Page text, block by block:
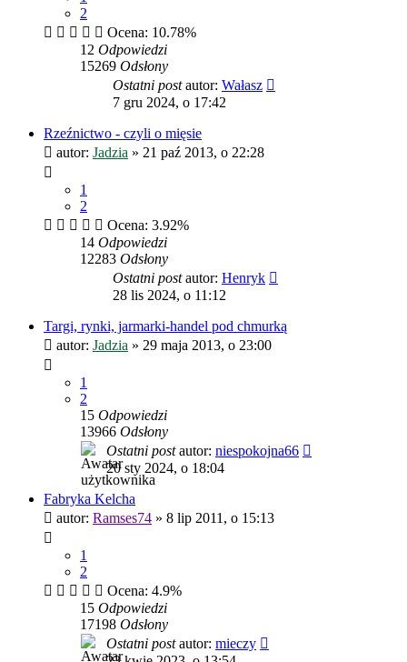
2
Ocena: 10.78%
12 Odpowiedzi
15269 Odsłony
Ostatni postautor: Wałasz
7 gru 2024, o 17:42
Rzeźnictwo - czyli o mięsie
autor: Jadzia » 21 paź 2013, o 22:28
1
2
Ocena: 3.92%
14 Odpowiedzi
12283 Odsłony
Ostatni postautor: Henryk
28 lis 2024, o 11:12
Targi, rynki, jarmarki-handel pod chmurką
autor: Jadzia » 29 maja 2013, o 23:00
1
2
15 Odpowiedzi
13966 Odsłony
Ostatni postautor: niespokojna66
20 sty 2024, o 18:04
Fabryka Kelcha
autor: Ramses74 » 8 lip 2011, o 15:13
1
2
Ocena: 4.9%
15 Odpowiedzi
17198 Odsłony
Ostatni postautor: mieczy